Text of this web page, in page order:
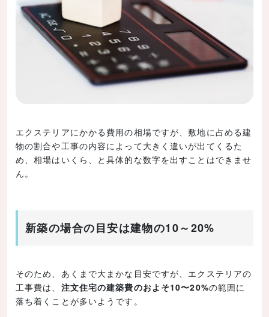
エクステリアにかかる費用の相場ですが、敷地に占める建
物の割合や工事の内容によって大きく違いが出てくるた
め、相場はいくら、と具体的な数字を出すことはできませ
ん。
新築の場合の目安は建物の10～20%
そのため、あくまで大まかな目安ですが、エクステリアの
工事費は、 注文住宅の建築費のおよそ10〜20%の範囲に
落ち着くことが多いようです。